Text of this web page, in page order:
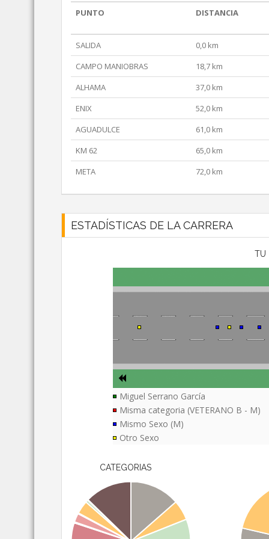
PUNTO DISTANCIA
SALIDA
0,0 km
CAMPO MANIOBRAS
18,7 km
ALHAMA
37,0 km
ENIX
52,0 km
AGUADULCE
61,0 km
KM 62
65,0 km
META
72,0 km
ESTADÍSTICAS DE LA CARRERA
TU
Miguel Serrano García
Misma categoria (VETERANO B - M)
Mismo Sexo (M)
Otro Sexo
CATEGORIAS